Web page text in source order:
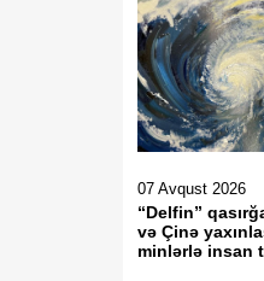
07 Avqust 2026
“Delfin”
və Çinə
minlərlə insan